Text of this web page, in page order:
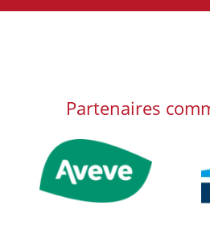
Partenaires
Afbeelding